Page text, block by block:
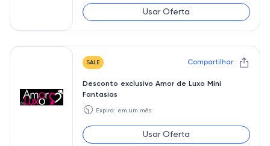
Usar Oferta
SALE Compartilhar
Desconto exclusivo Amor de Luxo Mini
Fantasias
🕥 Expira: em um mês
Usar Oferta